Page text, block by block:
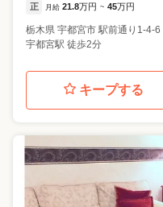
正 月給 21.8万円 ~ 45万円
栃木県 宇都宮市 駅前通り1-4-6
宇都宮駅 徒歩2分
キープする